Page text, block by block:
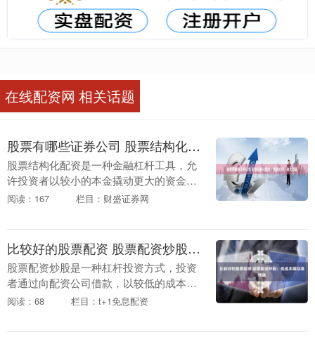
在线配资网 相关话题
股票有哪些证券公司 股票结构化配资：撬动杠杆，放大收益
股票结构化配资是一种金融杠杆工具，允
许投资者以较小的本金撬动更大的资金进
行股票投资。通过与券商合作，投资者可
益。 * **合....
阅读：167 栏目：财盛证券网
比较好的股票配资 股票配资炒股：低成本撬动高收益
股票配资炒股是一种杠杆投资方式，投资
者通过向配资公司借款，以较低的成本撬
动更高的收益。 * **放大收益：**通过杠杆
金利用....
阅读：68 栏目：t+1免息配资